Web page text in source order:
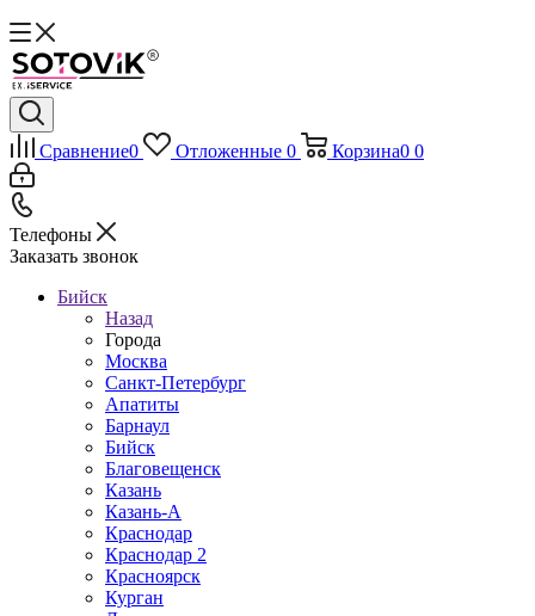
Сравнение0 Отложенные 0 Корзина0 0
Телефоны
Заказать звонок
Бийск
Назад
Города
Москва
Санкт-Петербург
Апатиты
Барнаул
Бийск
Благовещенск
Казань
Казань-А
Краснодар
Краснодар 2
Красноярск
Курган